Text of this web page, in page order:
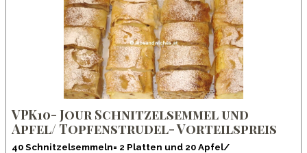
VPK10- Jour Schnitzelsemmel und
Apfel/ Topfenstrudel- Vorteilspreis
40 Schnitzelsemmeln= 2 Platten und 20 Apfel/